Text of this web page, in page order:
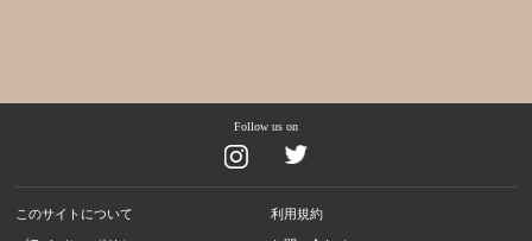
Follow us on
このサイトについて 利用規約